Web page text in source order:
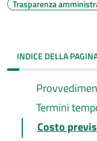
Trasparenza
INDICE DELLA
Termini
Costo